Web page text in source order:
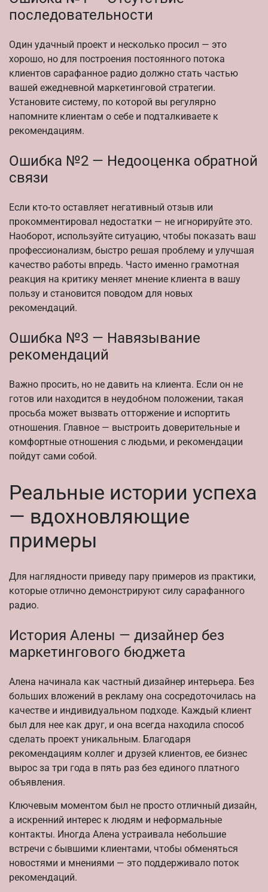
последовательности
Один удачный проект и несколько просил — это
хорошо, но для построения постоянного потока
клиентов сарафанное радио должно стать частью
вашей ежедневной маркетинговой стратегии.
Установите систему, по которой вы регулярно
напомните клиентам о себе и подталкиваете к
рекомендациям.
Ошибка №2 — Недооценка обратной
связи
Если кто-то оставляет негативный отзыв или
прокомментировал недостатки — не игнорируйте это.
Наоборот, используйте ситуацию, чтобы показать ваш
профессионализм, быстро решая проблему и улучшая
качество работы впредь. Часто именно грамотная
реакция на критику меняет мнение клиента в вашу
пользу и становится поводом для новых
рекомендаций.
Ошибка №3 — Навязывание
рекомендаций
Важно просить, но не давить на клиента. Если он не
готов или находится в неудобном положении, такая
просьба может вызвать отторжение и испортить
отношения. Главное — выстроить доверительные и
комфортные отношения с людьми, и рекомендации
пойдут сами собой.
Реальные истории успеха
— вдохновляющие
примеры
Для наглядности приведу пару примеров из практики,
которые отлично демонстрируют силу сарафанного
радио.
История Алены — дизайнер без
маркетингового бюджета
Алена начинала как частный дизайнер интерьера. Без
больших вложений в рекламу она сосредоточилась на
качестве и индивидуальном подходе. Каждый клиент
был для нее как друг, и она всегда находила способ
сделать проект уникальным. Благодаря
рекомендациям коллег и друзей клиентов, ее бизнес
вырос за три года в пять раз без единого платного
объявления.
Ключевым моментом был не просто отличный дизайн,
а искренний интерес к людям и неформальные
контакты. Иногда Алена устраивала небольшие
встречи с бывшими клиентами, чтобы обменяться
новостями и мнениями — это поддерживало поток
рекомендаций.